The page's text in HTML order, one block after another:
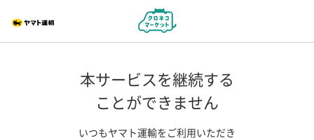
本サービスを継続する
ことができません
いつもヤマト運輸をご利用いただき